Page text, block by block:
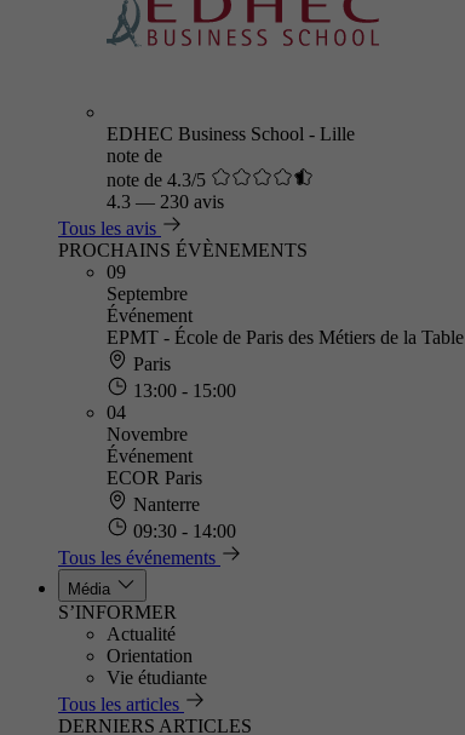
EDHEC Business School - Lille
note de
note de 4.3/5
4.3 — 230 avis
Tous les avis
PROCHAINS ÉVÈNEMENTS
09
Septembre
Événement
EPMT - École de Paris des Métiers de la Table
Paris
13:00 - 15:00
04
Novembre
Événement
ECOR Paris
Nanterre
09:30 - 14:00
Tous les événements
Média
S’INFORMER
Actualité
Orientation
Vie étudiante
Tous les articles
DERNIERS ARTICLES